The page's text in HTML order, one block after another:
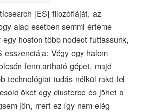
[ES] filozófiáját, az
alap esetben semmi érteme
egy hoston több nodeot futtassunk,
esszenciája: Végy egy halom
fenntartható gépet, majd
technológiai tudás nélkül rakd fel
öket egy clusterbe és jöhet a
jön, mert ez így nem elég